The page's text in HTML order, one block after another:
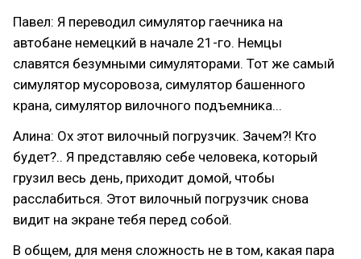
Павел: Я переводил симулятор гаечника на
автобане немецкий в начале 21-го. Немцы
славятся безумными симуляторами. Тот же самый
симулятор мусоровоза, симулятор башенного
крана, симулятор вилочного подъемника...
Алина: Ох этот вилочный погрузчик. Зачем?! Кто
будет?.. Я представляю себе человека, который
грузил весь день, приходит домой, чтобы
расслабиться. Этот вилочный погрузчик снова
видит на экране тебя перед собой.
В общем, для меня сложность не в том, какая пара